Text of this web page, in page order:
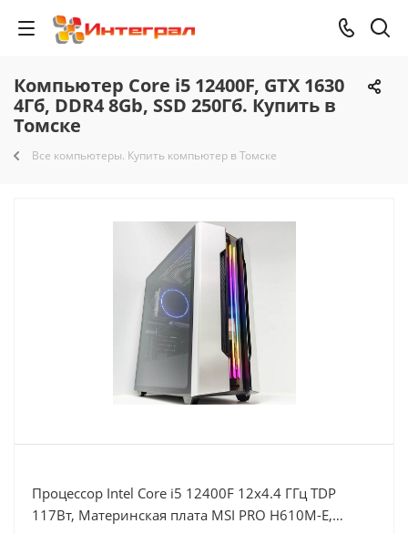
Компьютер Core i5 12400F, GTX 1630
4Гб, DDR4 8Gb, SSD 250Гб. Купить в
Томске
Все компьютеры. Купить компьютер в Томске
Процессор Intel Core i5 12400F 12x4.4 ГГц TDP
117Вт, Материнская плата MSI PRO H610M-E,